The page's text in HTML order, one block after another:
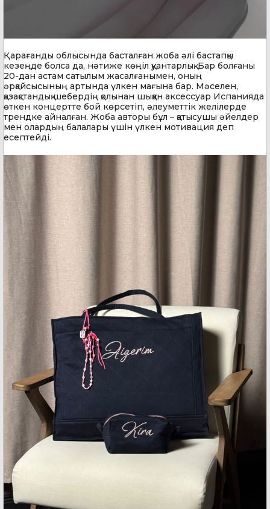
Қарағанды облысында басталған жоба әлі бастапқы
кезеңде болса да, нәтиже көңіл қуантарлық. Бар болғаны
20-дан астам сатылым жасалғанымен, оның
әрқайсысының артында үлкен мағына бар. Мәселен,
қазақстандық шебердің қолынан шыққан аксессуар Испанияда
өткен концертте бой көрсетіп, әлеуметтік желілерде
трендке айналған. Жоба авторы бұл – қатысушы әйелдер
мен олардың балалары үшін үлкен мотивация деп
есептейді.